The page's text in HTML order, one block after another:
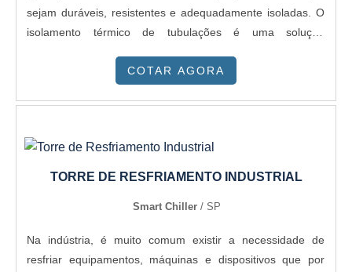
sejam duráveis, resistentes e adequadamente isoladas. O
isolamento térmico de tubulações é uma solução
às necessidades de cada aplicação.
COTAR AGORA
TORRE DE RESFRIAMENTO INDUSTRIAL
Smart Chiller / SP
Na indústria, é muito comum existir a necessidade de
resfriar equipamentos, máquinas e dispositivos que por